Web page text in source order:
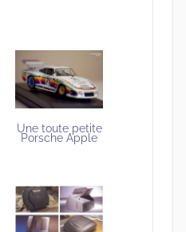
Une toute petite
Porsche Apple